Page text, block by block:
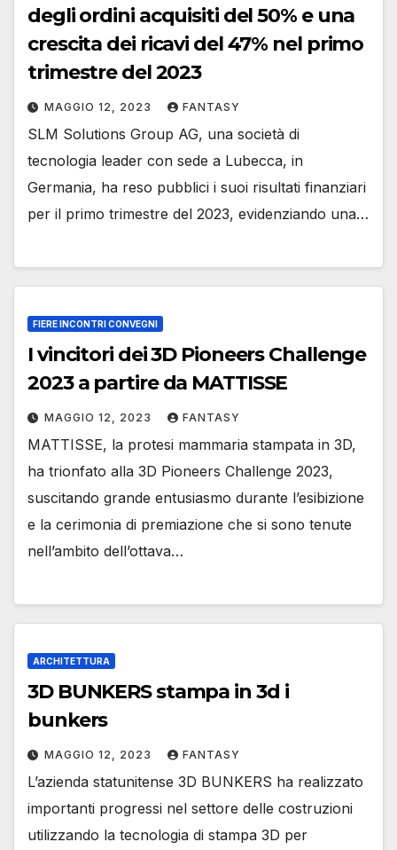
degli ordini acquisiti del 50% e una
crescita dei ricavi del 47% nel primo
trimestre del 2023
MAGGIO 12, 2023 FANTASY
SLM Solutions Group AG, una società di
tecnologia leader con sede a Lubecca, in
Germania, ha reso pubblici i suoi risultati finanziari
per il primo trimestre del 2023, evidenziando una…
FIERE INCONTRI CONVEGNI
I vincitori dei 3D Pioneers Challenge
2023 a partire da MATTISSE
MAGGIO 12, 2023 FANTASY
MATTISSE, la protesi mammaria stampata in 3D,
ha trionfato alla 3D Pioneers Challenge 2023,
suscitando grande entusiasmo durante l’esibizione
e la cerimonia di premiazione che si sono tenute
nell’ambito dell’ottava…
ARCHITETTURA
3D BUNKERS stampa in 3d i
bunkers
MAGGIO 12, 2023 FANTASY
L’azienda statunitense 3D BUNKERS ha realizzato
importanti progressi nel settore delle costruzioni
utilizzando la tecnologia di stampa 3D per